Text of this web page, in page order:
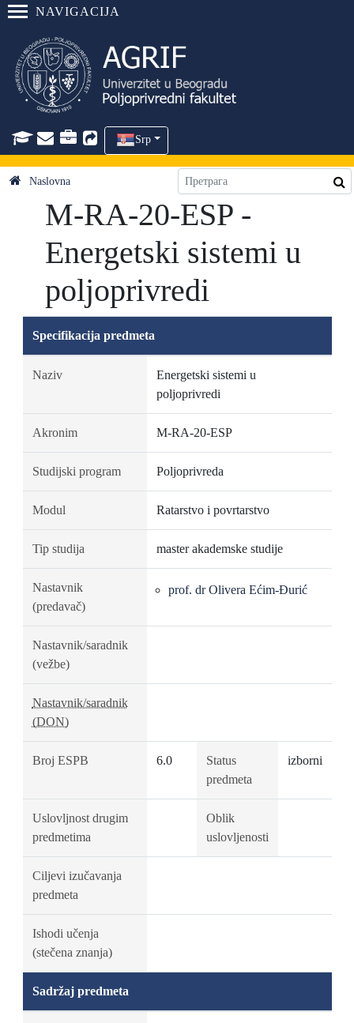
NAVIGACIJA
Srp
Naslovna
M-RA-20-ESP -
Energetski sistemi u
poljoprivredi
Specifikacija predmeta
Naziv
Energetski sistemi u
poljoprivredi
Akronim M-RA-20-ESP
Studijski program Poljoprivreda
Modul Ratarstvo i povrtarstvo
Tip studija master akademske studije
Nastavnik
(predavač)
prof. dr Olivera Ećim-Đurić
Nastavnik/saradnik
(vežbe)
Nastavnik/saradnik
(DON)
Broj ESPB 6.0
Status
predmeta
izborni
Uslovljnost drugim
predmetima
Oblik
uslovljenosti
Ciljevi izučavanja
predmeta
Ishodi učenja
(stečena znanja)
Sadržaj predmeta